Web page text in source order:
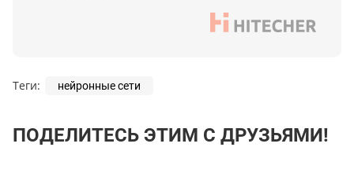
Теги: нейронные сети
ПОДЕЛИТЕСЬ ЭТИМ С ДРУЗЬЯМИ!